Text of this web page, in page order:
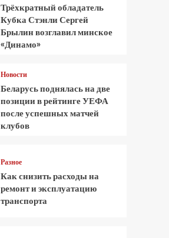
Трёхкратный обладатель
Кубка Стэнли Сергей
Брылин возглавил минское
«Динамо»
Новости
Беларусь поднялась на две
позиции в рейтинге УЕФА
после успешных матчей
клубов
Разное
Как снизить расходы на
ремонт и эксплуатацию
транспорта